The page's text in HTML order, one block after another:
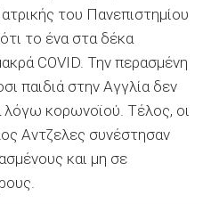
του Πανεπιστημίου
το ένα στα δέκα
COVID. Την περασμένη
παιδιά στην Αγγλία δεν
κορωνοϊού. Τέλος, οι
Αντζελες συνέστησαν
και μη σε